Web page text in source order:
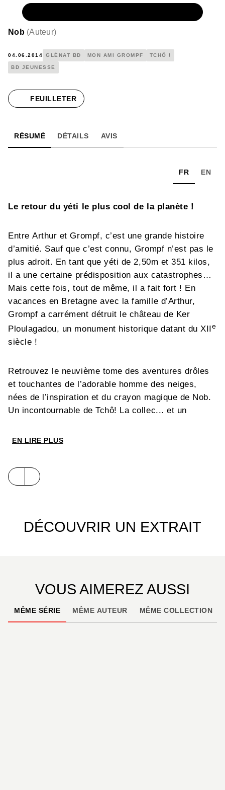
Nob (Auteur)
04.06.2014 GLÉNAT BD MON AMI GROMPF TCHÔ !
BD JEUNESSE
FEUILLETER
RÉSUMÉ DÉTAILS AVIS
FR EN
Le retour du yéti le plus cool de la planète !
Entre Arthur et Grompf, c’est une grande histoire
d’amitié. Sauf que c’est connu, Grompf n’est pas le
plus adroit. En tant que yéti de 2,50m et 351 kilos,
il a une certaine prédisposition aux catastrophes…
Mais cette fois, tout de même, il a fait fort ! En
vacances en Bretagne avec la famille d’Arthur,
Grompf a carrément détruit le château de Ker
Ploulagadou, un monument historique datant du XIIe
siècle !
Retrouvez le neuvième tome des aventures drôles
et touchantes de l’adorable homme des neiges,
nées de l’inspiration et du crayon magique de Nob.
Un incontournable de Tchô! La collec... et un
sur France 3 et Disney Channel depuis 2011 !
EN LIRE PLUS
DÉCOUVRIR UN EXTRAIT
VOUS AIMEREZ AUSSI
MÊME SÉRIE MÊME AUTEUR MÊME COLLECTION